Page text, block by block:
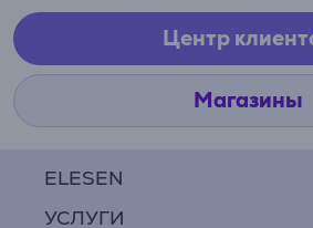
ELESEN
УСЛУГИ
Центр
Магазины